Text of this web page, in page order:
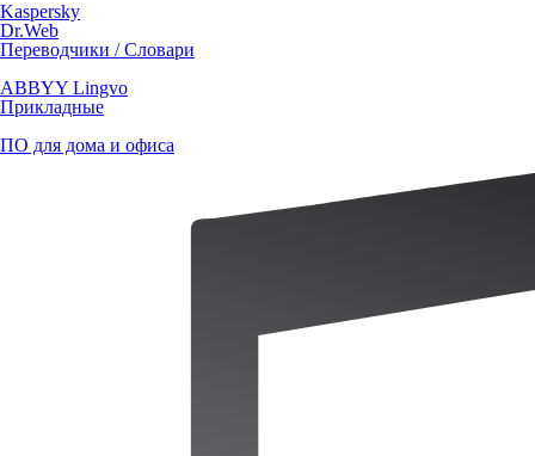
Kaspersky
Dr.Web
Переводчики / Словари
ABBYY Lingvo
Прикладные
ПО для дома и офиса